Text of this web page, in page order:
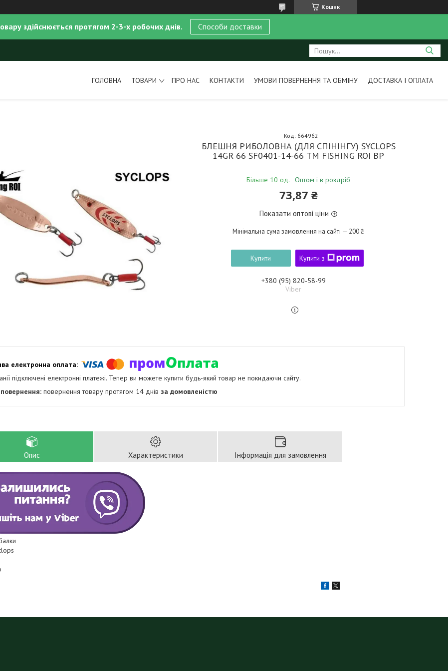
Кошик
здійснюється протягом 2-3-х робочих днів. Способи доставки
ГОЛОВНА ТОВАРИ ПРО НАС КОНТАКТИ УМОВИ ПОВЕРНЕННЯ ТА ОБМІНУ ДОСТАВКА І ОПЛАТА
БЛЕШНЯ РИБОЛОВНА (ДЛЯ СПІНІНГУ) SYCLOPS
14GR 66 SF0401-14-66 ТМ FISHING ROI BP
Більше 10 од. Оптом і в роздріб
Код: 664962
73,87 ₴
Показати оптові ціни
Мінімальна сума замовлення на сайті — 200 ₴
Купити Купити з
+380 (95) 820-58-99
Viber
підключені електронні платежі. Тепер ви можете купити будь-який товар не покидаючи сайту.
повернення товару протягом 14 днів за домовленістю
Опис Характеристики Інформація для замовлення